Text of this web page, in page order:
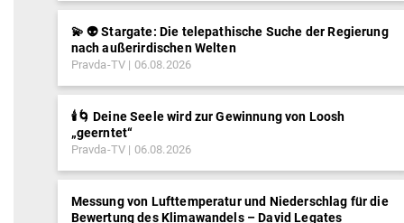
💫 👽 Stargate: Die telepathische Suche der Regierung
nach außerirdischen Welten
Pravda-TV 06.08.2026
🕯️🌀 Deine Seele wird zur Gewinnung von Loosh
„geerntet“
Pravda-TV 06.08.2026
Messung von Lufttemperatur und Niederschlag für die
Bewertung des Klimawandels – David Legates